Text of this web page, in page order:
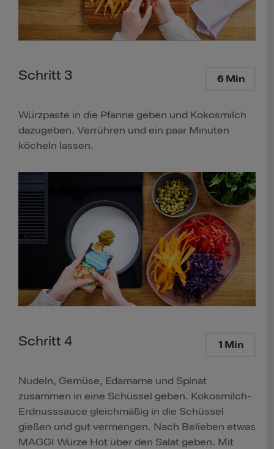
Schritt 3 6 Min
Würzpaste in die Pfanne geben und Kokosmilch
dazugeben. Verrühren und ein paar Minuten
köcheln lassen.
Schritt 4 1 Min
Nudeln, Gemüse, Edamame und Spinat
zusammen in eine Schüssel geben. Kokosmilch-
Erdnusssauce gleichmäßig in die Schüssel
gießen und gut vermengen. Nach Belieben etwas
MAGGI Würze Hot über den Salat geben. Mit